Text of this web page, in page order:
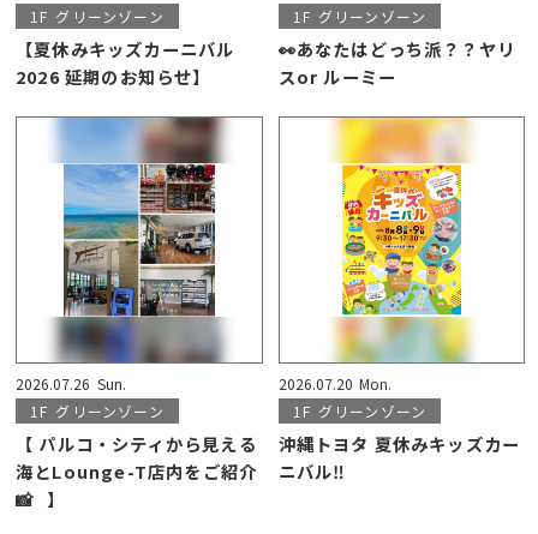
1F グリーンゾーン
【夏休みキッズカーニバル
2026 延期のお知らせ】
1F グリーンゾーン
👀あなたはどっち派？？ヤリ
スor ルーミー
2026.07.26 Sun.
1F グリーンゾーン
【 パルコ・シティから見える
海とLounge-T店内をご紹介
📸⠀】
2026.07.20 Mon.
1F グリーンゾーン
沖縄トヨタ 夏休みキッズカー
ニバル‼️